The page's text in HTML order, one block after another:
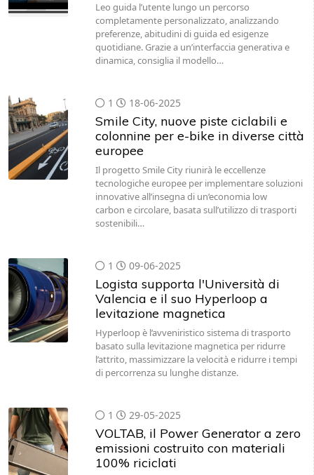
Leo guida l’utente lungo un percorso
completamente personalizzato, analizzando
preferenze, abitudini di guida ed esigenze
quotidiane. Grazie a un’interfaccia generativa e
dinamica, consiglia il modello…
1 18-06-2025
Smile City, nuove piste ciclabili e
colonnine per e-bike in diverse città
europee
Il progetto Smile City riunirà le eccellenze
tecnologiche europee per implementare soluzioni
innovative all’insegna di un’economia low
carbon e circolare, basata sull’utilizzo di trasporti
sostenibili…
1 09-06-2025
Logista supporta l'Università di
Valencia e il suo Hyperloop a
levitazione magnetica
Hyperloop è l’avveniristico sistema di trasporto
basato sulla levitazione magnetica per ridurre
l’attrito, massimizzare la velocità e ridurre i tempi
di percorrenza su lunghe distanze.
1 29-05-2025
VOLTAB, il Power Generator a zero
emissioni costruito con materiali
100% riciclati